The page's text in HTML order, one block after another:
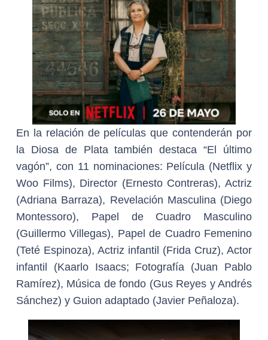
En la relación de películas que contenderán por
la Diosa de Plata también destaca “El último
vagón”, con 11 nominaciones: Película (Netflix y
Woo Films), Director (Ernesto Contreras), Actriz
(Adriana Barraza), Revelación Masculina (Diego
Montessoro), Papel de Cuadro Masculino
(Guillermo Villegas), Papel de Cuadro Femenino
(Teté Espinoza), Actriz infantil (Frida Cruz), Actor
infantil (Kaarlo Isaacs; Fotografía (Juan Pablo
Ramírez), Música de fondo (Gus Reyes y Andrés
Sánchez) y Guion adaptado (Javier Peñaloza).